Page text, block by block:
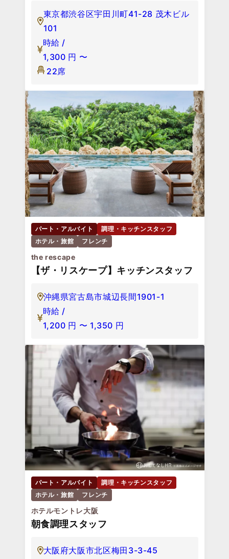
東京都渋谷区宇田川町41-28 茂木ビル
101
時給 /
1,300 円 〜
22席
パート・アルバイト
調理・キッチンスタッフ
ホテル・旅館
フレンチ
the rescape
【ザ・リスケープ】キッチンスタッフ
沖縄県宮古島市城辺長間1901-1
時給 /
1,200 円 〜 1,350 円
パート・アルバイト
調理・キッチンスタッフ
ホテル・旅館
フレンチ
ホテルモントレ大阪
朝食調理スタッフ
大阪府大阪市北区梅田3-3-45